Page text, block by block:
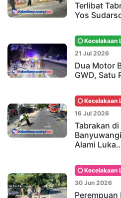
Terlibat
Yos
Kecelakaan
21 Jul 2026
Dua Motor
GWD, Satu
Kecelakaan
16 Jul 2026
Tabrakan di
Alami
Kecelakaan
30 Jun 2026
Perempuan